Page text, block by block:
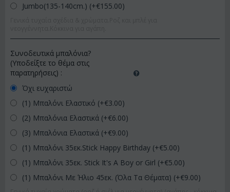
Jumbo(135-140cm.) (+€155.00)
Συνοδευτικά μπαλόνια?
(Υποδείξτε το θέμα στις
παρατηρήσεις) :
Όχι ευχαριστώ
(1) Μπαλόνι Ελαστικό (+€3.00)
(2) Μπαλόνια Ελαστικά (+€6.00)
(3) Μπαλόνια Ελαστικά (+€9.00)
(1) Μπαλόνι 35εκ.Stick Happy Birthday (+€5.00)
(1) Μπαλόνι 35εκ. Stick It's A Boy or Girl (+€5.00)
(1) Μπαλόνι Με Ήλιο 45εκ. (Όλα Τα Θέματα) (+€9.00)